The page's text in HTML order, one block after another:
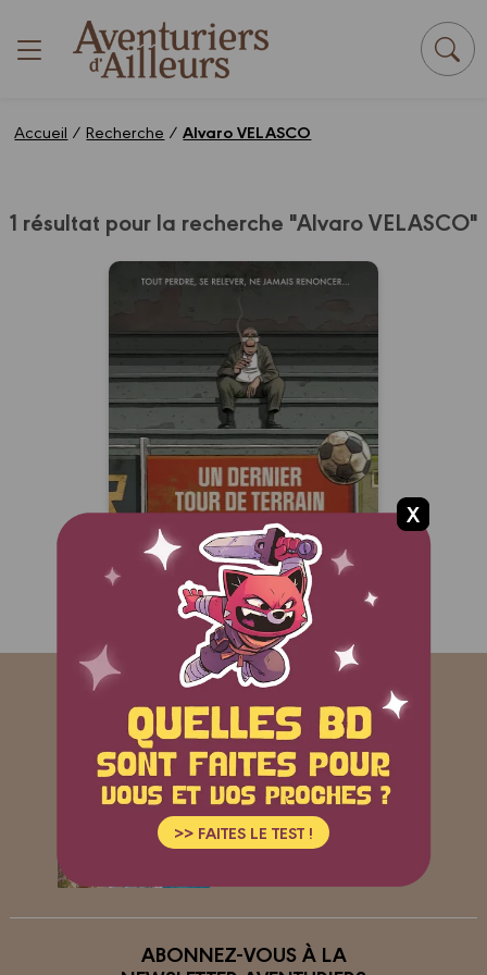
Accueil /Recherche /Alvaro VELASCO
1 résultat pour la recherche "Alvaro VELASCO"
Un dernier tour de
terrain
Date de parution :
29/05/2024
Une plongée aussi touchante
que réaliste dans le monde des
agents de footballeurs !
ABONNEZ-VOUS
AU BAMBOO MAG !
Je découvre !
ABONNEZ-VOUS À LA
>> FAITES LE TEST !
Panneau de gestion des cookies